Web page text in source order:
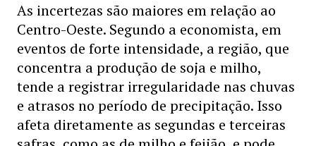
As incertezas são maiores em relação ao
Centro-Oeste. Segundo a economista, em
eventos de forte intensidade, a região, que
concentra a produção de soja e milho,
tende a registrar irregularidade nas chuvas
e atrasos no período de precipitação. Isso
afeta diretamente as segundas e terceiras